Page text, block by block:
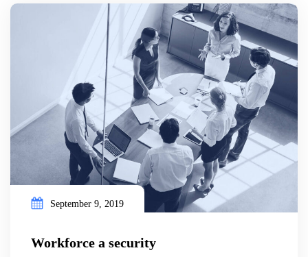
September 9, 2019
Workforce a security